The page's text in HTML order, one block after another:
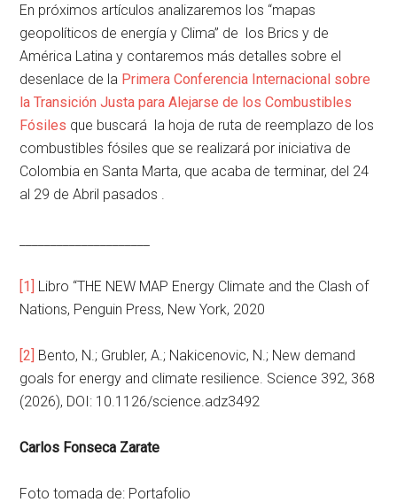
En próximos artículos analizaremos los “mapas
geopolíticos de energía y Clima” de los Brics y de
América Latina y contaremos más detalles sobre el
desenlace de la Primera Conferencia Internacional sobre
la Transición Justa para Alejarse de los Combustibles
Fósiles que buscará la hoja de ruta de reemplazo de los
combustibles fósiles que se realizará por iniciativa de
Colombia en Santa Marta, que acaba de terminar, del 24
al 29 de Abril pasados .
[1] Libro “THE NEW MAP Energy Climate and the Clash of
Nations, Penguin Press, New York, 2020
[2] Bento, N.; Grubler, A.; Nakicenovic, N.; New demand
goals for energy and climate resilience. Science 392, 368
(2026), DOI: 10.1126/science.adz3492
Carlos Fonseca Zarate
Foto tomada de: Portafolio